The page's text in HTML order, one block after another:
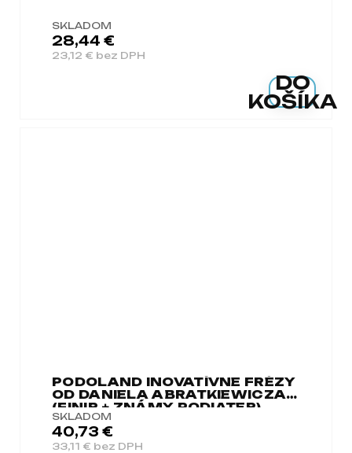
SKLADOM
23,12 € bez DPH
28,44 €
DO
KOŠÍKA
PODOLAND INOVATÍVNE FRÉZY
OD DANIELA ABRATKIEWICZA
(FINIR + ZNÁMY PODIATER)
SKLADOM
33,11 € bez DPH
40,73 €